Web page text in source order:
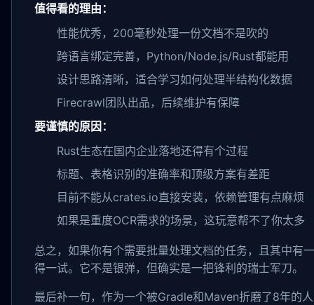
值得看的理由：
性能优秀，200毫秒处理一份文档不是吹的
跨语言绑定完善，Python/Node.js/Rust都能用
设计思路清晰，适合学习如何处理半结构化数据
Firecrawl团队出品，后续维护有保障
要谨慎的原因：
Rust生态在国内企业落地还得有个过程
标题、表格识别的准确率和顶级方案有差距
目前不能从crates.io直接安装，依赖管理有点麻烦
如果是重度OCR需求的场景，这玩意帮不了你太多
总之，如果你有个需要批量处理文档的任务，且其中有
得一试。它不是银弹，但确实是一把锋利的瑞士军刀。
最后补一句，作为一个被Gradle和Maven折磨了8年的